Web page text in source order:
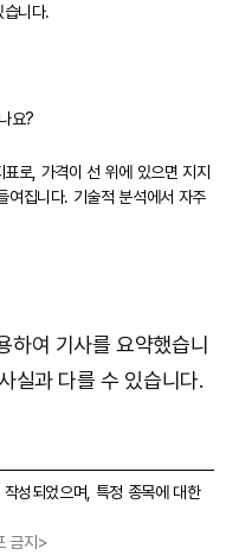
니다.
요?
로, 가격이 선 위에 있으면 지지
여집니다. 기술적 분석에서 자주
여 기사를 요약했습니
실과 다를 수 있습니다.
성되었으며, 특정 종목에 대한
금지>